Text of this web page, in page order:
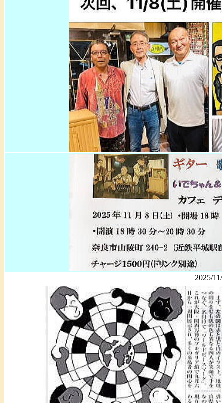
2025/